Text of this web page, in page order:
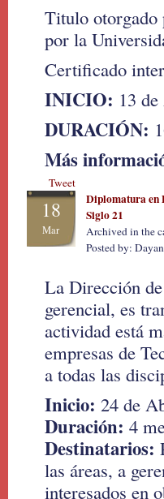
Titulo
por la
Certificado
INICIO: 13
DURACIÓN:
Más
Tweet
18
Mar
Diplomatura en
Siglo 21
Archived in the
Posted by:
La Dirección
gerencial, es
actividad está
empresas de
a todas las
Inicio: 24 de
Duración: 4
Destinatarios:
las áreas, a
interesados en